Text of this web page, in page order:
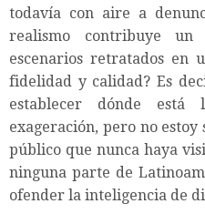
todavía con aire a
realismo contribuye
escenarios retratados en
fidelidad y calidad? Es
establecer dónde
exageración, pero no
público que nunca haya
ninguna parte de
ofender la inteligencia de